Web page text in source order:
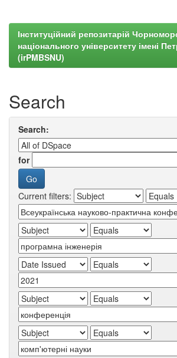
Інституційний репозитарій
національного університету імені
(irPMBSNU)
Search
Search:
for
Current filters: